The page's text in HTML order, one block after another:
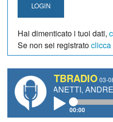
LOGIN
Hai dimenticato i tuoi dati,
Se non sei registratoclicca
TBRADIO 03-
GIANETTI, ANDREA
00:00